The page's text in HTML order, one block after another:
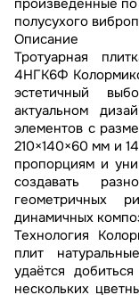
полусухого
Описание
Тротуарная
4НГК6Ф
эстетичный
актуальном
элементов с
210×140×60 мм и
пропорциям и
создавать
геометричных
динамичных
Технология
плит
удаётся
нескольких